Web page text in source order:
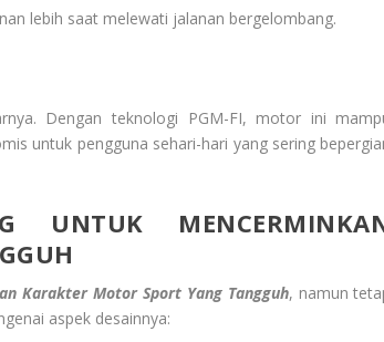
lebih saat melewati jalanan bergelombang.
Dengan teknologi PGM-FI, motor ini
untuk pengguna sehari-hari yang sering
UNTUK
Karakter Motor Sport Yang Tangguh, namun
aspek desainnya: